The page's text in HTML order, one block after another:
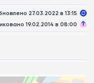
27.03.2022 в 13:15
19.02.2014 в 08:00